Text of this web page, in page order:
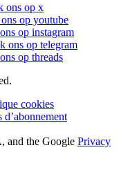
ons op x
op youtube
op instagram
ons op telegram
op threads
cookies
and the Google Privacy